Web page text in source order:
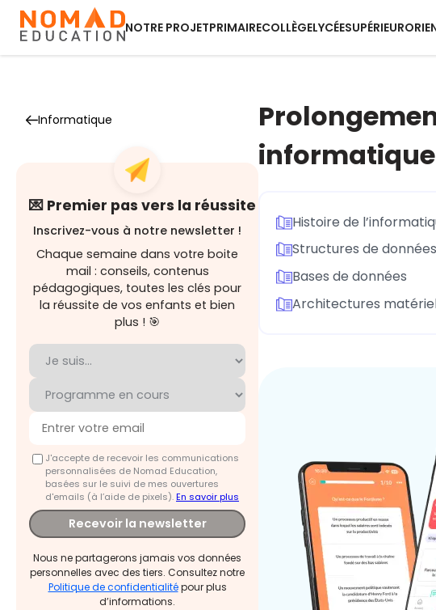
NOTRE PROJETPRIMAIRECOLLÈGELYCÉESUPÉRIEUR
Informatique
💌 Premier pas vers la réussite
Inscrivez-vous à notre newsletter !
Chaque semaine dans votre boite
mail : conseils, contenus
pédagogiques, toutes les clés pour
la réussite de vos enfants et bien
plus ! 🎯
J'accepte de recevoir les communications
personnalisées de Nomad Education,
basées sur le suivi de mes ouvertures
d'emails (à l’aide de pixels).En savoir plus
Recevoir la newsletter
Nous ne partagerons jamais vos données
personnelles avec des tiers. Consultez notre
Politique de confidentialitépour plus
d’informations.
Histoire de
Structures de données
Bases de données
Architectures